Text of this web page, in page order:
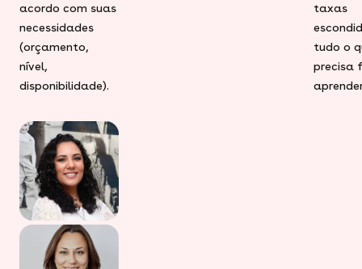
acordo com suas
necessidades
(orçamento,
nível,
disponibilidade).
taxas
tudo o
precisa